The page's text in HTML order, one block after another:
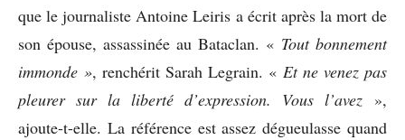
que le journaliste Antoine Leiris a écrit après la mort de
son épouse, assassinée au Bataclan. « Tout bonnement
immonde », renchérit Sarah Legrain. « Et ne venez pas
pleurer sur la liberté d’expression. Vous l’avez »,
ajoute-t-elle. La référence est assez dégueulasse quand